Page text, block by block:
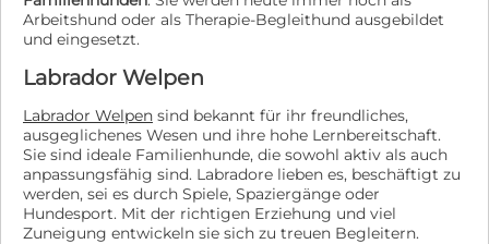
zukünftigen Adoptanten, abhängig ist. ----------------------
-------------------- So bewirbst du dich für Malena: Gehe
dazu einfach auf ihr Profil auf unserer Homepage:
https://hands4animals.de/project/malena-5/ Direkt
über dem Steckbrief findest du den großen blauen
Button „Bewirb dich jetzt für mich“. Klicke dort drauf,
um ganz einfach deine Selbstauskunft auszufüllen.
Alternativ kommst du auch über den Reiter „Adoptiere
mich“ zur Selbstauskunft.
Arbeitshund oder als Therapie-Begleithund ausgebildet
und eingesetzt.
Labrador Welpen
Labrador Welpen sind bekannt für ihr freundliches,
ausgeglichenes Wesen und ihre hohe Lernbereitschaft.
Sie sind ideale Familienhunde, die sowohl aktiv als auch
anpassungsfähig sind. Labradore lieben es, beschäftigt zu
werden, sei es durch Spiele, Spaziergänge oder
Hundesport. Mit der richtigen Erziehung und viel
Zuneigung entwickeln sie sich zu treuen Begleitern.